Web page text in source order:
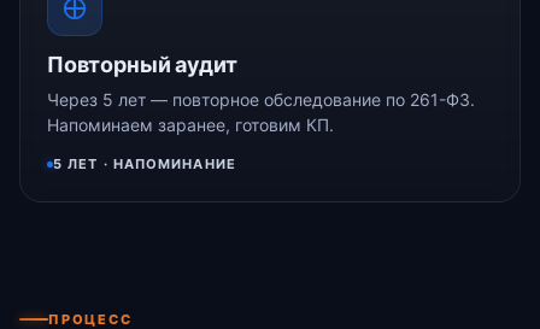
Повторный аудит
Через 5 лет — повторное обследование по 261-ФЗ.
Напоминаем заранее, готовим КП.
5 ЛЕТ · НАПОМИНАНИЕ
ПРОЦЕСС